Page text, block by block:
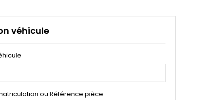
véhicule
ou Référence pièce